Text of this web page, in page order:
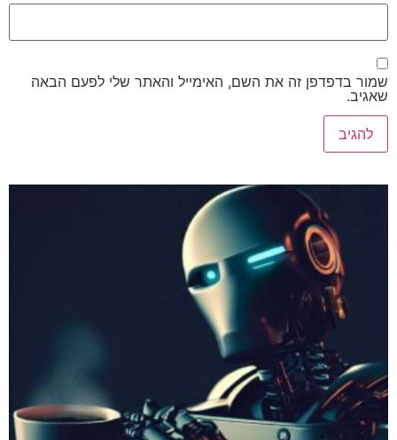
בדפדפן זה את השם, האימייל והאתר שלי לפעם הבאה